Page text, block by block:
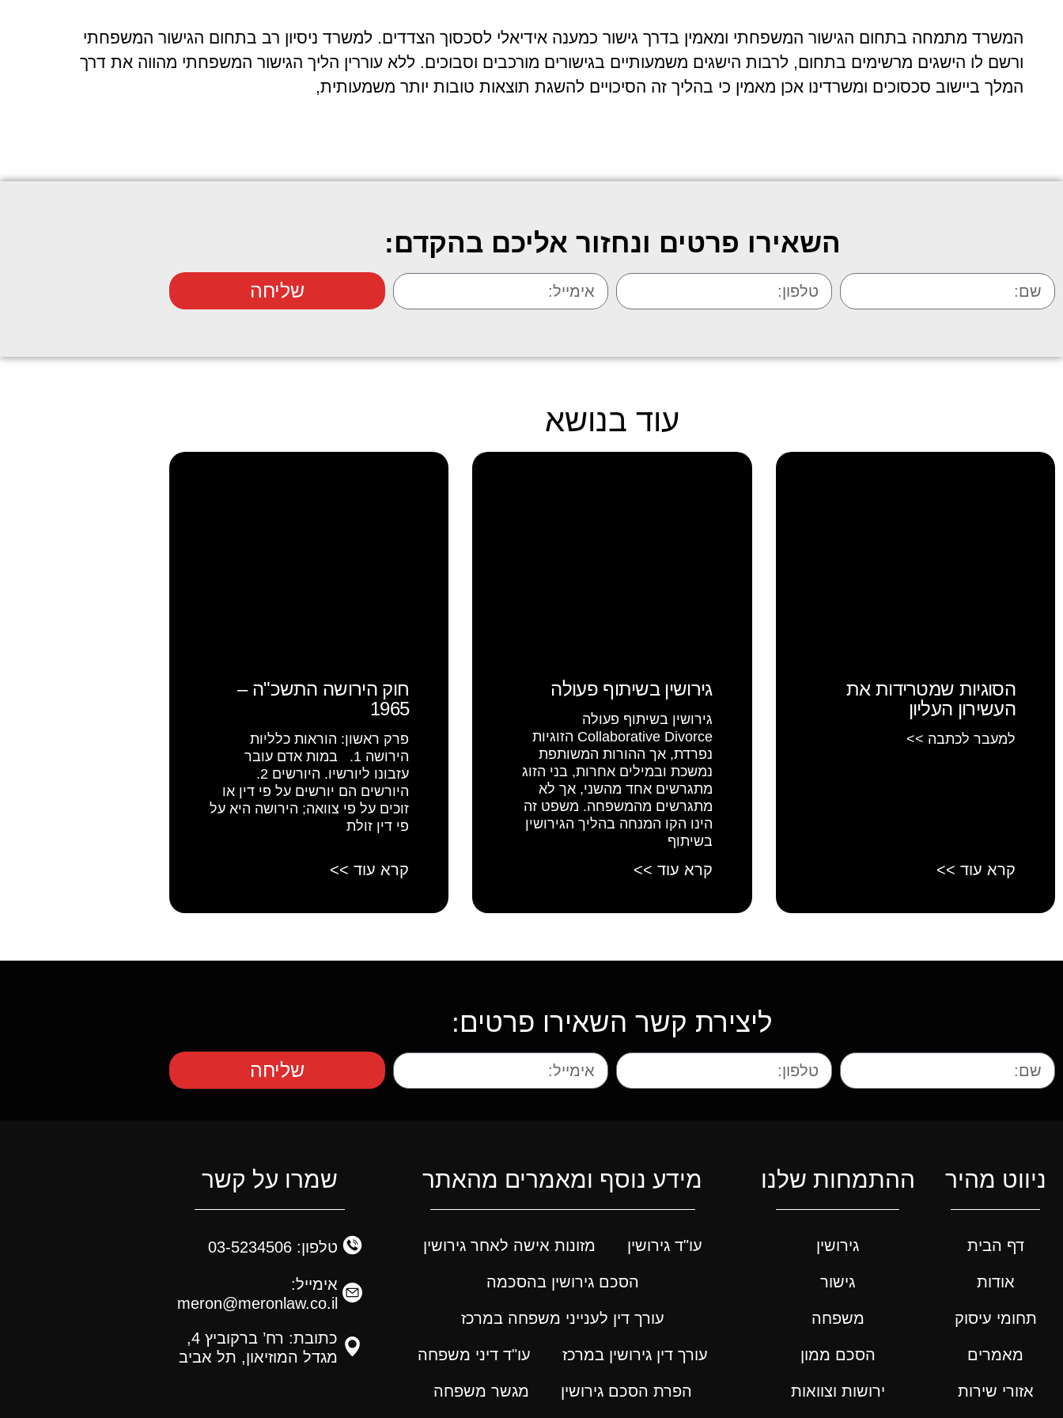
המשרד מתמחה בתחום הגישור המשפחתי ומאמין בדרך גישור כמענה אידיאלי לסכסוך הצדדים. למשרד ניסיון רב בתחום הגישור המשפחתי
ורשם לו הישגים מרשימים בתחום, לרבות הישגים משמעותיים בגישורים מורכבים וסבוכים. ללא עוררין הליך הגישור המשפחתי מהווה את דרך
המלך ביישוב סכסוכים ומשרדינו אכן מאמין כי בהליך זה הסיכויים להשגת תוצאות טובות יותר משמעותית,
השאירו פרטים ונחזור אליכם בהקדם:
שליחה
עוד בנושא
הסוגיות שמטרידות את
העשירון העליון
למעבר לכתבה >>
קרא עוד >>
גירושין בשיתוף פעולה
גירושין בשיתוף פעולה
Collaborative Divorce הזוגיות
נפרדת, אך ההורות המשותפת
נמשכת ובמילים אחרות, בני הזוג
מתגרשים אחד מהשני, אך לא
מתגרשים מהמשפחה. משפט זה
הינו הקו המנחה בהליך הגירושין
בשיתוף
קרא עוד >>
חוק הירושה התשכ"ה –
1965
פרק ראשון: הוראות כלליות
הירושה 1. במות אדם עובר
עזבונו ליורשיו. היורשים 2.
היורשים הם יורשים על פי דין או
זוכים על פי צוואה; הירושה היא על
פי דין זולת
קרא עוד >>
ליצירת קשר השאירו פרטים:
שליחה
ניווט מהיר
דף הבית
אודות
תחומי עיסוק
מאמרים
אזורי שירות
ההתמחות שלנו
גירושין
גישור
משפחה
הסכם ממון
ירושות וצוואות
מידע נוסף ומאמרים מהאתר
עו"ד גירושין מזונות אישה לאחר גירושין
הסכם גירושין בהסכמה
עורך דין לענייני משפחה במרכז
עורך דין גירושין במרכז עו"ד דיני משפחה
הפרת הסכם גירושין מגשר משפחה
שמרו על קשר
טלפון: 03-5234506
אימייל:
meron@meronlaw.co.il
כתובת: רח’ ברקוביץ 4,
מגדל המוזיאון, תל אביב